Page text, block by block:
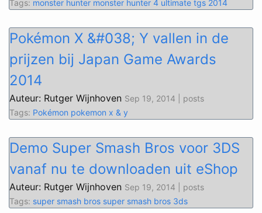
Tags: monster hunter monster hunter 4 ultimate tgs 2014
Pokémon X &#038; Y vallen in de
prijzen bij Japan Game Awards
2014
Auteur: Rutger Wijnhoven Sep 19, 2014 | posts
Tags: Pokémon pokemon x & y
Demo Super Smash Bros voor 3DS
vanaf nu te downloaden uit eShop
Auteur: Rutger Wijnhoven Sep 19, 2014 | posts
Tags: super smash bros super smash bros 3ds